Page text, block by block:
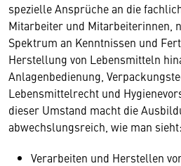
spezielle Ansprüche an die
Mitarbeiter und Mitarbeiterinnen,
Spektrum an Kenntnissen und
Herstellung von Lebensmitteln
Anlagenbedienung,
Lebensmittelrecht und
dieser Umstand macht die
abwechslungsreich, wie man sieht:
Verarbeiten und Herstellen